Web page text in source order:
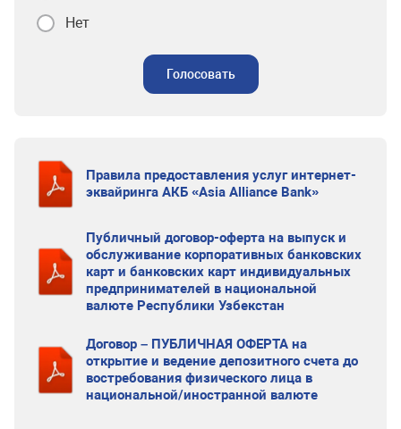
Нет
Голосовать
Правила предоставления услуг интернет-
эквайринга АКБ «Asia Alliance Bank»
Публичный договор-оферта на выпуск и
обслуживание корпоративных банковских
карт и банковских карт индивидуальных
предпринимателей в национальной
валюте Республики Узбекстан
Договор – ПУБЛИЧНАЯ ОФЕРТА на
открытие и ведение депозитного счета до
востребования физического лица в
национальной/иностранной валюте